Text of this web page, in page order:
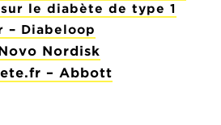
le diabète de type 1
Diabeloop
Nordisk
– Abbott